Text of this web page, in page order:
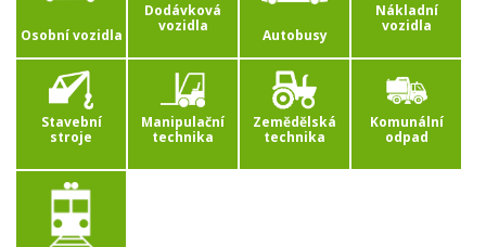
Osobní vozidla
Dodávková
vozidla
Autobusy
Nákladní
vozidla
Stavební
stroje
Manipulační
technika
Zemědělská
technika
Komunální
odpad